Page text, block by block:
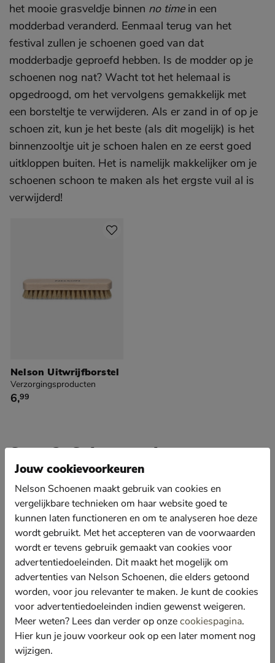
het mooie grasveldje binnen no timein een
modderbad veranderd. Eenmaal terug van het
festival zullen je schoenen goed van dat
modderbadje geproefd hebben. Is de modder op je
schoenen nog nat? Wacht tot het helemaal is
opgedroogd, om het vervolgens gemakkelijk met
een borsteltje te verwijderen. Als er zand in of op je
schoen zit, kun je het beste (als dit mogelijk) is het
binnenzooltje uit je schoen halen en ze eerst goed
uitkloppen buiten. Het is namelijk makkelijker om je
schoenen schoon te maken als het ergste vuil al is
verwijderd!
Nelson Uitwrijfborstel
Verzorgingsproducten
€ 6,99
6,99
Stap 2: Schoonmaken
Nu de ergste viezigheid van je schoenen is gehaald,
kun je verder gaan met het daadwerkelijk
schoonmaken van je schoenen. Er zijn verschillende
producten om vervolgens mee aan de slag te gaan,
mede afhankelijk van de schoenen die je gaat
schoonmaken. Heb je toevallig een paar witte
sneakers aangehad naar een festival? Dan is de
Nelson Sneaker White een goede schoonmaakoptie
voor je! Met de Nelson Eco Allround Cleaner kan je
gebruiken voor alle leersoorten en textiel (m.u.v.
lakleer). Schud de cleaner voor gebruik en spray de
Jouw cookievoorkeuren
Nelson Schoenen maakt gebruik van cookies en
vergelijkbare technieken om haar website goed te
kunnen laten functioneren en om te analyseren hoe deze
wordt gebruikt. Met het accepteren van de voorwaarden
wordt er tevens gebruik gemaakt van cookies voor
advertentiedoeleinden. Dit maakt het mogelijk om
advertenties van Nelson Schoenen, die elders getoond
worden, voor jou relevanter te maken. Je kunt de cookies
voor advertentiedoeleinden indien gewenst weigeren.
Meer weten? Lees dan verder op onzecookiespagina.
Hier kun je jouw voorkeur ook op een later moment nog
wijzigen.